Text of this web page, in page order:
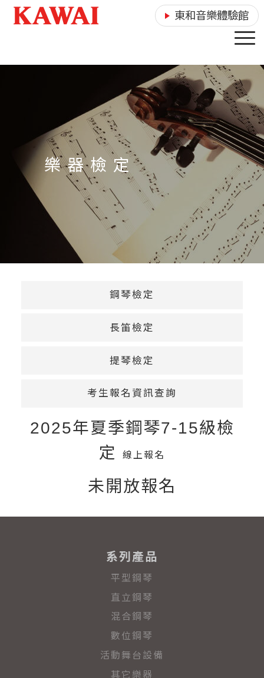
東和音樂體驗館
樂 器 檢 定
鋼琴檢定
長笛檢定
提琴檢定
考生報名資訊查詢
2025年夏季鋼琴7-15級檢
定
線上報名
未開放報名
系列產品
平型鋼琴
直立鋼琴
混合鋼琴
數位鋼琴
活動舞台設備
其它樂器